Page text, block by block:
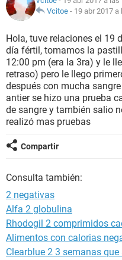
NUTRICIÓN
BIENESTAR
SEXUALIDAD
GLOSARIO
Vcitoe - 19 abr 2017 a
Hola, tuve relaciones el 19
día fértil, tomamos la
12:00 pm (era la 3ra) y le
retraso) pero le llego
después con mucha
antier se hizo una prueba
de sangre y también salio
realizó mas pruebas
Compartir
Consulta también:
2 negativas
Alfa 2 globulina
Rhodogil 2 comprimidos
Alimentos con calorias
Clearblue 2 3 semanas